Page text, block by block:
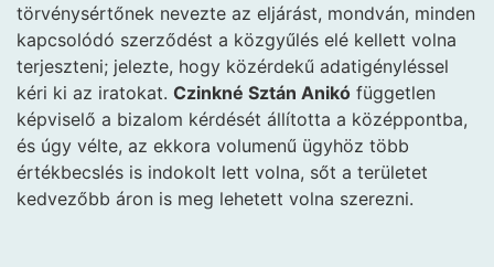
törvénysértőnek nevezte az eljárást, mondván, minden
kapcsolódó szerződést a közgyűlés elé kellett volna
terjeszteni; jelezte, hogy közérdekű adatigényléssel
kéri ki az iratokat. Czinkné Sztán Anikó független
képviselő a bizalom kérdését állította a középpontba,
és úgy vélte, az ekkora volumenű ügyhöz több
értékbecslés is indokolt lett volna, sőt a területet
kedvezőbb áron is meg lehetett volna szerezni.